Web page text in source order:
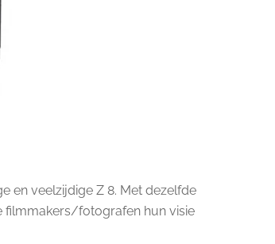
en veelzijdige Z 8. Met dezelfde
filmmakers/fotografen hun visie